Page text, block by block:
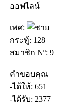
ออฟไลน์
เพศ:
กระทู้: 128
สมาชิก Nº: 9
คำขอบคุณ
-ได้ให้: 651
-ได้รับ: 2377